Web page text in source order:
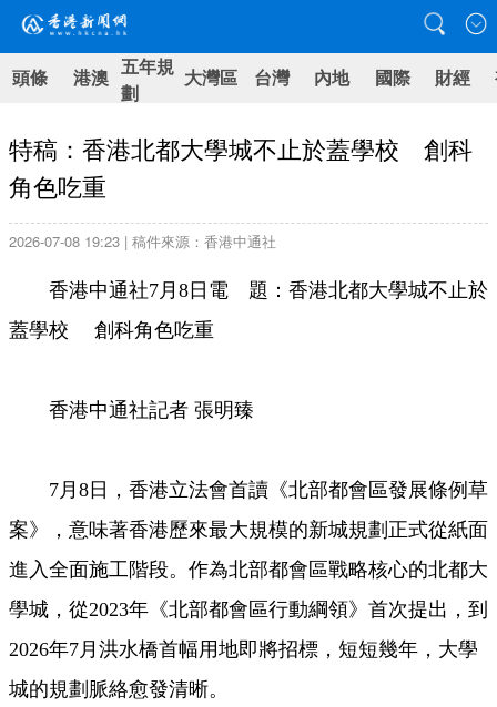
頭條 港澳 五年規
劃
大灣區 台灣 內地 國際 財經
特稿：香港北都大學城不止於蓋學校 創科
角色吃重
2026-07-08 19:23 | 稿件來源：香港中通社
香港中通社7月8日電 題：香港北都大學城不止於
蓋學校 創科角色吃重
香港中通社記者 張明臻
7月8日，香港立法會首讀《北部都會區發展條例草
案》，意味著香港歷來最大規模的新城規劃正式從紙面
進入全面施工階段。作為北部都會區戰略核心的北都大
學城，從2023年《北部都會區行動綱領》首次提出，到
2026年7月洪水橋首幅用地即將招標，短短幾年，大學
城的規劃脈絡愈發清晰。